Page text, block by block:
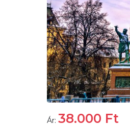
Ár: 38.000 Ft